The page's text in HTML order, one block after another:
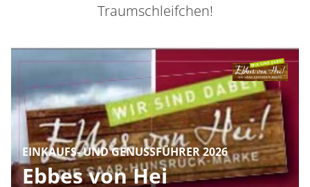
Traumschleifchen!
EINKAUFS- UND GENUSSFÜHRER 2026
Ebbes von Hei